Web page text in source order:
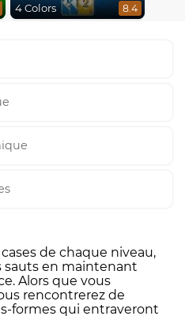
4 Colors 8.4
de chaque niveau,
sauts en maintenant
Alors que vous
rencontrerez de
formes qui entraveront